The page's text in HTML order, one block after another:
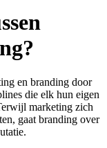
en branding door
die elk hun eigen
marketing zich
gaat branding over